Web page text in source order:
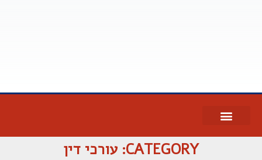
CATEGORY: עורכי דין